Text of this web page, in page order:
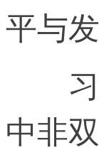
平与
习近
中非